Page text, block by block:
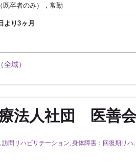
既卒者のみ），常勤
より3ヶ月
域）
法人社団 医善
訪問リハビリテーション 身体障害：回復期リハ